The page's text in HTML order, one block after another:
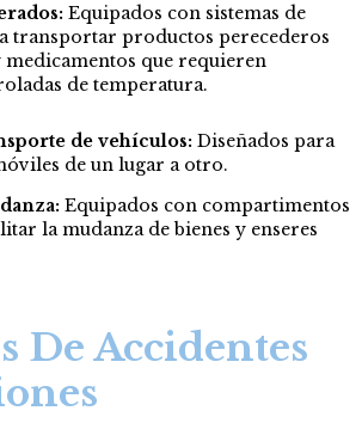
Equipados con sistemas de
transportar productos perecederos
que requieren
de temperatura.
de vehículos: Diseñados para
de un lugar a otro.
Equipados con compartimentos
la mudanza de bienes y enseres
De Accidentes